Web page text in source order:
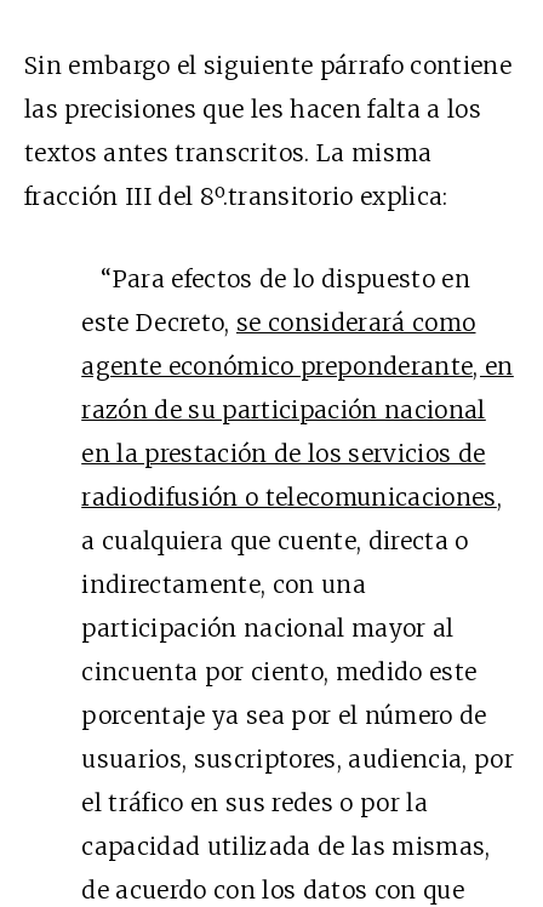
Sin embargo el siguiente párrafo contiene
las precisiones que les hacen falta a los
textos antes transcritos. La misma
fracción III del 8º.transitorio explica:
“Para efectos de lo dispuesto en
este Decreto, se considerará como
agente económico preponderante, en
razón de su participación nacional
en la prestación de los servicios de
radiodifusión o telecomunicaciones,
a cualquiera que cuente, directa o
indirectamente, con una
participación nacional mayor al
cincuenta por ciento, medido este
porcentaje ya sea por el número de
usuarios, suscriptores, audiencia, por
el tráfico en sus redes o por la
capacidad utilizada de las mismas,
de acuerdo con los datos con que